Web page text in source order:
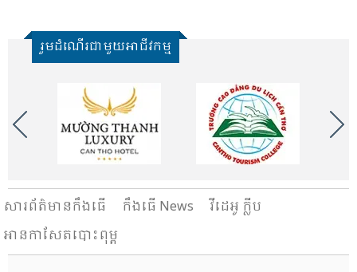
រួមដំណើរជាមួយអាជីវកម្ម
សារ​ព័ត៌មានកឹងធើ កឹងធើ News
វីដេអូ ក្លីប
អានកាសែតបោះពុម្ព